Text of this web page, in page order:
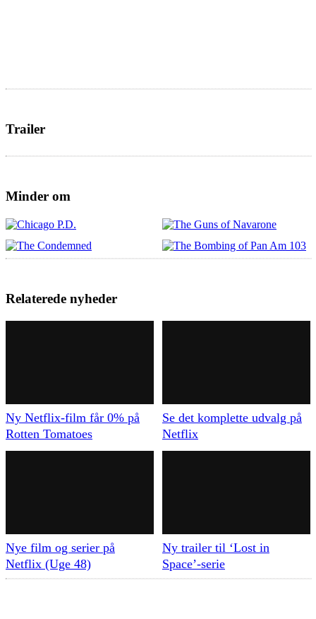
Trailer
Minder om
Relaterede nyheder
Ny Netflix-film får 0% på
Rotten Tomatoes
Se det komplette udvalg på
Netflix
Nye film og serier på
Netflix (Uge 48)
Ny trailer til ‘Lost in
Space’-serie